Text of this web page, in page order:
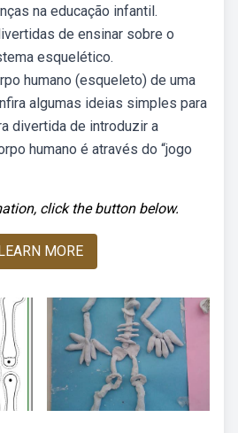
na educação infantil.
de ensinar sobre o
esquelético.
humano (esqueleto) de uma
algumas ideias simples para
divertida de introduzir a
humano é através do “jogo
click the button below.
MORE